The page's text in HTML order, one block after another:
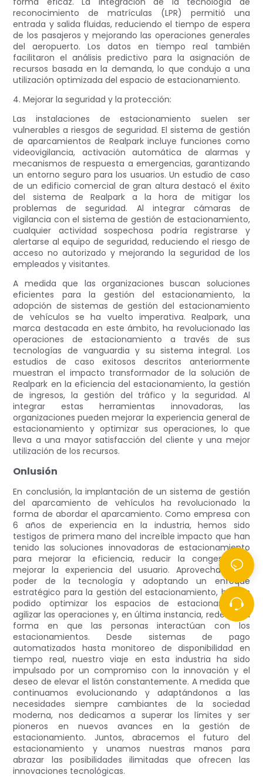
reconocimiento de matrículas (LPR) permitió una
entrada y salida fluidas, reduciendo el tiempo de espera
de los pasajeros y mejorando las operaciones generales
del aeropuerto. Los datos en tiempo real también
facilitaron el análisis predictivo para la asignación de
recursos basada en la demanda, lo que condujo a una
utilización optimizada del espacio de estacionamiento.
4. Mejorar la seguridad y la protección:
Las instalaciones de estacionamiento suelen ser
vulnerables a riesgos de seguridad. El sistema de gestión
de aparcamientos de Realpark incluye funciones como
videovigilancia, activación automática de alarmas y
mecanismos de respuesta a emergencias, garantizando
un entorno seguro para los usuarios. Un estudio de caso
de un edificio comercial de gran altura destacó el éxito
del sistema de Realpark a la hora de mitigar los
problemas de seguridad. Al integrar cámaras de
vigilancia con el sistema de gestión de estacionamiento,
cualquier actividad sospechosa podría registrarse y
alertarse al equipo de seguridad, reduciendo el riesgo de
acceso no autorizado y mejorando la seguridad de los
empleados y visitantes.
A medida que las organizaciones buscan soluciones
eficientes para la gestión del estacionamiento, la
adopción de sistemas de gestión del estacionamiento
de vehículos se ha vuelto imperativa. Realpark, una
marca destacada en este ámbito, ha revolucionado las
operaciones de estacionamiento a través de sus
tecnologías de vanguardia y su sistema integral. Los
estudios de caso exitosos descritos anteriormente
muestran el impacto transformador de la solución de
Realpark en la eficiencia del estacionamiento, la gestión
de ingresos, la gestión del tráfico y la seguridad. Al
integrar estas herramientas innovadoras, las
organizaciones pueden mejorar la experiencia general de
estacionamiento y optimizar sus operaciones, lo que
lleva a una mayor satisfacción del cliente y una mejor
utilización de los recursos.
Onlusión
En conclusión, la implantación de un sistema de gestión
del aparcamiento de vehículos ha revolucionado la
forma de abordar el aparcamiento. Como empresa con
6 años de experiencia en la industria, hemos sido
testigos de primera mano del increíble impacto que han
tenido las soluciones innovadoras de estacionamiento
para mejorar la eficiencia, reducir la congestión y
mejorar la experiencia del usuario. Aprovechando el
poder de la tecnología y adoptando un enfoque
estratégico para la gestión del estacionamiento, hemos
podido optimizar los espacios de estacionamiento,
agilizar las operaciones y, en última instancia, redefinir la
forma en que las personas interactúan con los
estacionamientos. Desde sistemas de pago
automatizados hasta monitoreo de disponibilidad en
tiempo real, nuestro viaje en esta industria ha sido
impulsado por un compromiso con la innovación y el
deseo de elevar el listón constantemente. A medida que
continuamos evolucionando y adaptándonos a las
necesidades siempre cambiantes de la sociedad
moderna, nos dedicamos a superar los límites y ser
pioneros en nuevos avances en la gestión de
estacionamiento. Juntos, abracemos el futuro del
estacionamiento y unamos nuestras manos para
abrazar las posibilidades ilimitadas que ofrecen las
innovaciones tecnológicas.